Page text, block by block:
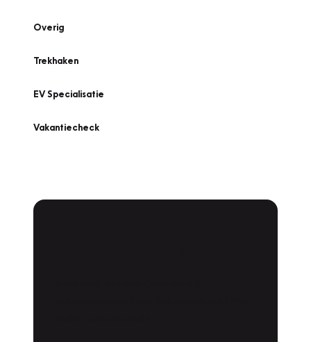
Overig
Trekhaken
EV Specialisatie
Vakantiecheck